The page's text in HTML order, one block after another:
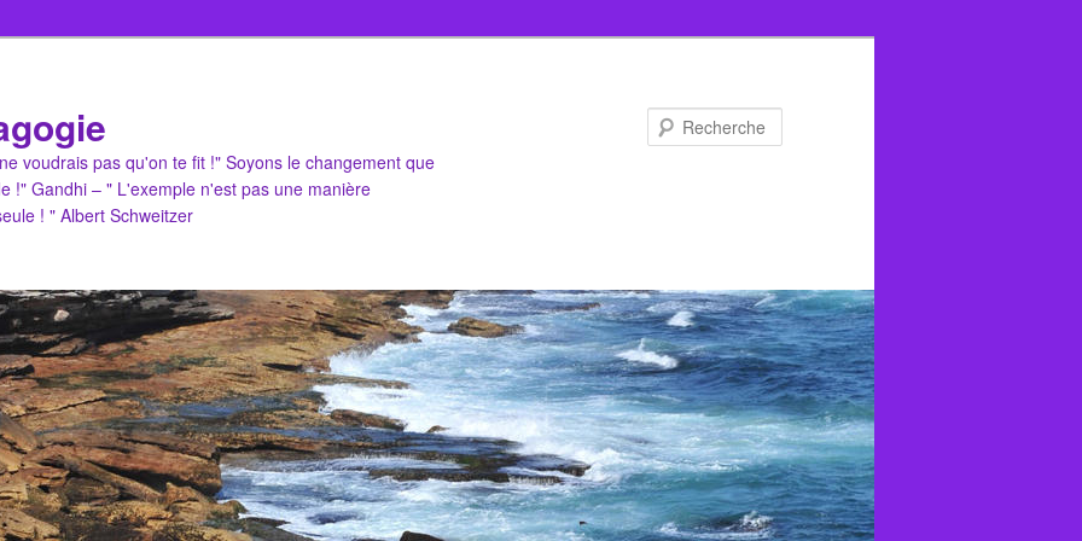
voudrais pas qu'on te fit !" Soyons le changement que
!" Gandhi – " L'exemple n'est pas une manière
! " Albert Schweitzer